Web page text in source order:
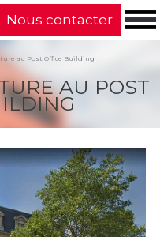
Nous contacter
au Post Office Building
AU POST